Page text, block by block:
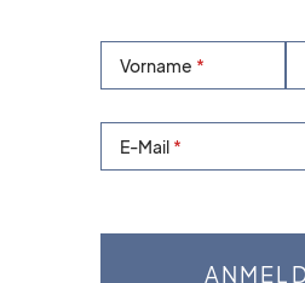
Vorname
E-Mail